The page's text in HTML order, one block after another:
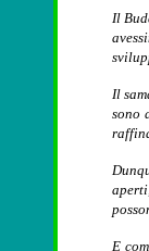
Il
Il
sono
E